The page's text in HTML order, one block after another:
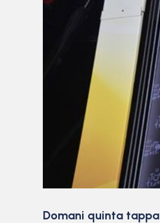
Domani quinta tappa